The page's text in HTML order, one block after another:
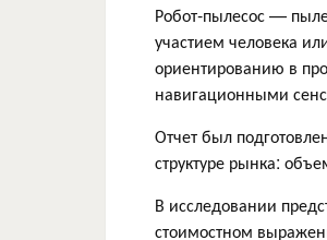
Робот-пылесос —
участием человека
ориентированию в
навигационными
Отчет был
структуре рынка:
В исследовании
стоимостном